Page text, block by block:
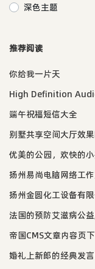
深色主题
推荐阅读
你给我一片天
High Definition
端午祝福短信大全
别墅共享空间大厅效
优美的公园，欢快的
扬州易尚电脑网络工
扬州金圆化工设备有
法国的预防艾滋病公
帝国CMS文章内容页
婚礼上新郎的经典发